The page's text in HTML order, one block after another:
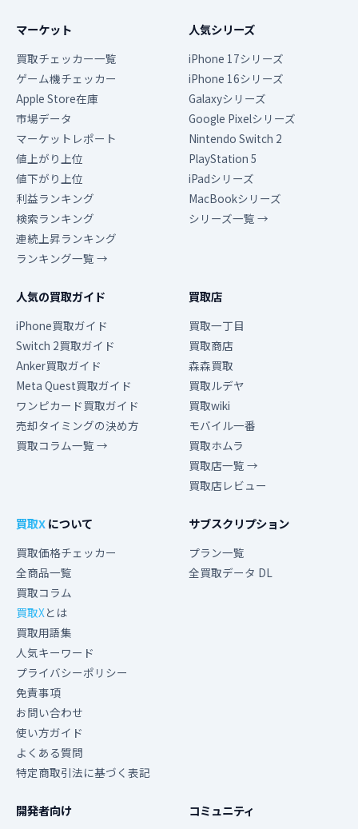
マーケット
買取チェッカー一覧
ゲーム機チェッカー
Apple Store在庫
市場データ
マーケットレポート
値上がり上位
値下がり上位
利益ランキング
検索ランキング
連続上昇ランキング
ランキング一覧 →
人気シリーズ
iPhone 17シリーズ
iPhone 16シリーズ
Galaxyシリーズ
Google Pixelシリーズ
Nintendo Switch 2
PlayStation 5
iPadシリーズ
MacBookシリーズ
シリーズ一覧 →
人気の買取ガイド
iPhone買取ガイド
Switch 2買取ガイド
Anker買取ガイド
Meta Quest買取ガイド
ワンピカード買取ガイド
売却タイミングの決め方
買取コラム一覧 →
買取店
買取一丁目
買取商店
森森買取
買取ルデヤ
買取wiki
モバイル一番
買取ホムラ
買取店一覧 →
買取店レビュー
買取Xについて
買取価格チェッカー
全商品一覧
買取コラム
買取Xとは
買取用語集
人気キーワード
プライバシーポリシー
免責事項
お問い合わせ
使い方ガイド
よくある質問
特定商取引法に基づく表記
サブスクリプション
プラン一覧
全買取データ DL
開発者向け コミュニティ